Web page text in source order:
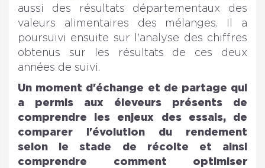
aussi des résultats départementaux des
valeurs alimentaires des mélanges. Il a
poursuivi ensuite sur l'analyse des chiffres
obtenus sur les résultats de ces deux
années de suivi.
Un moment d'échange et de partage qui
a permis aux éleveurs présents de
comprendre les enjeux des essais, de
comparer l'évolution du rendement
selon le stade de récolte et ainsi
comprendre comment optimiser